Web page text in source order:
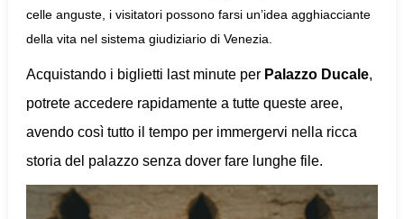
celle anguste, i visitatori possono farsi un’idea agghiacciante
della vita nel sistema giudiziario di Venezia.
Acquistando i biglietti last minute per Palazzo Ducale,
potrete accedere rapidamente a tutte queste aree,
avendo così tutto il tempo per immergervi nella ricca
storia del palazzo senza dover fare lunghe file.